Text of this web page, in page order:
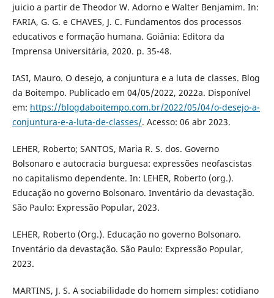
juicio a partir de Theodor W. Adorno e Walter Benjamim. In:
FARIA, G. G. e CHAVES, J. C. Fundamentos dos processos
educativos e formação humana. Goiânia: Editora da
Imprensa Universitária, 2020. p. 35-48.
IASI, Mauro. O desejo, a conjuntura e a luta de classes. Blog
da Boitempo. Publicado em 04/05/2022, 2022a. Disponível
em: https://blogdaboitempo.com.br/2022/05/04/o-desejo-a-
conjuntura-e-a-luta-de-classes/. Acesso: 06 abr 2023.
LEHER, Roberto; SANTOS, Maria R. S. dos. Governo
Bolsonaro e autocracia burguesa: expressões neofascistas
no capitalismo dependente. In: LEHER, Roberto (org.).
Educação no governo Bolsonaro. Inventário da devastação.
São Paulo: Expressão Popular, 2023.
LEHER, Roberto (Org.). Educação no governo Bolsonaro.
Inventário da devastação. São Paulo: Expressão Popular,
2023.
MARTINS, J. S. A sociabilidade do homem simples: cotidiano